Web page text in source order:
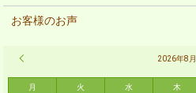
お客様のお声
2026年8月
月 火 水 木